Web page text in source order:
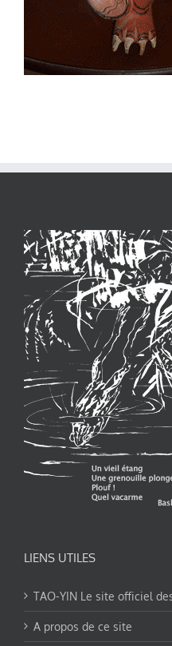
LIENS UTILES
TAO-YIN Le site officiel
A propos de ce site